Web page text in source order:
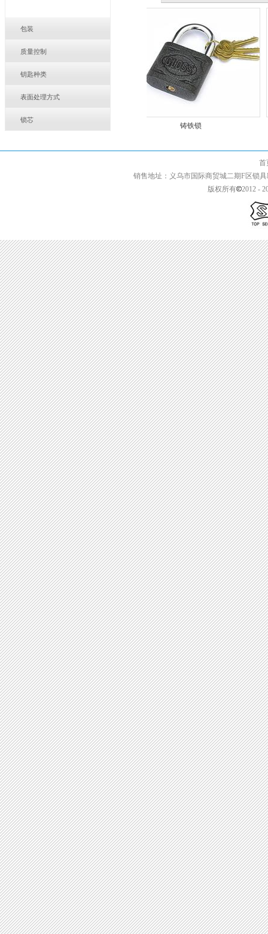
包装
质量控制
钥匙种类
表面处理方式
锁芯
铸铁锁
首页 | 关于我们
销售地址：义乌市国际商贸城二期F区锁具
版权所有
2012 -